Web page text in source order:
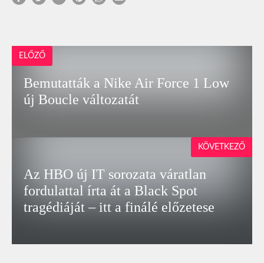
ELŐZŐ
Bemutatták a Nike Air Force 1 Low
új Boucle változatát
Az HBO új IT sorozata váratlan
fordulattal írta át a Black Spot
tragédiáját – itt a finálé előzetese
KÖVETKEZŐ